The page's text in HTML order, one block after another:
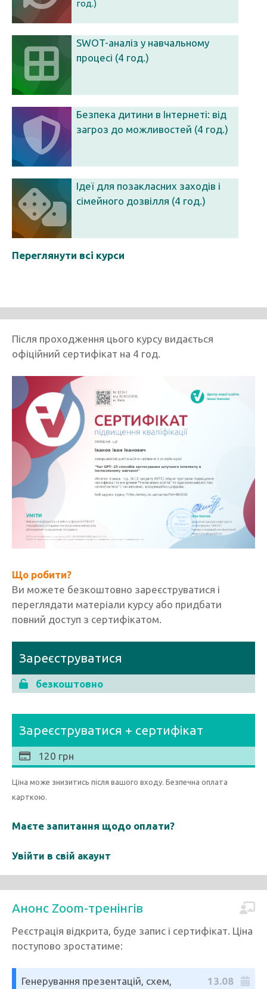
год.)
SWOT-аналіз у навчальному
процесі (4 год.)
Безпека дитини в Інтернеті: від
загроз до можливостей (4 год.)
Ідеї для позакласних заходів і
сімейного дозвілля (4 год.)
Переглянути всі курси
Після проходження цього курсу видається
офіційний сертифікат на 4 год.
Що робити?
Ви можете безкоштовно зареєструватися і
переглядати матеріали курсу або придбати
повний доступ з сертифікатом.
Зареєструватися
безкоштовно
Зареєструватися + сертифікат
120 грн
Ціна може знизитись після вашого входу. Безпечна оплата
карткою.
Маєте запитання щодо оплати?
Увійти в свій акаунт
Анонс Zoom-тренінгів
Реєстрація відкрита, буде запис і сертифікат. Ціна
поступово зростатиме:
Генерування презентацій, схем,
13.08